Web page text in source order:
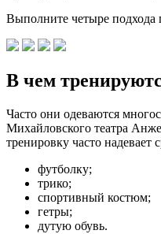
Выполните четыре подхода
В чем
Часто они одеваются
Михайловского театра
тренировку часто надевает
футболку;
трико;
спортивный костюм;
гетры;
дутую обувь.